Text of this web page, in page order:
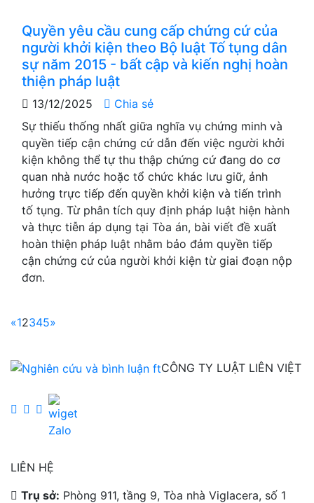
Quyền yêu cầu cung cấp chứng cứ của
người khởi kiện theo Bộ luật Tố tụng dân
sự năm 2015 - bất cập và kiến nghị hoàn
thiện pháp luật
13/12/2025
Chia sẻ
Sự thiếu thống nhất giữa nghĩa vụ chứng minh và
quyền tiếp cận chứng cứ dẫn đến việc người khởi
kiện không thể tự thu thập chứng cứ đang do cơ
quan nhà nước hoặc tổ chức khác lưu giữ, ảnh
hưởng trực tiếp đến quyền khởi kiện và tiến trình
tố tụng. Từ phân tích quy định pháp luật hiện hành
và thực tiễn áp dụng tại Tòa án, bài viết đề xuất
hoàn thiện pháp luật nhằm bảo đảm quyền tiếp
cận chứng cứ của người khởi kiện từ giai đoạn nộp
đơn.
«12345»
CÔNG TY LUẬT LIÊN VIỆT
LIÊN HỆ
Trụ sở: Phòng 911, tầng 9, Tòa nhà Viglacera, số 1